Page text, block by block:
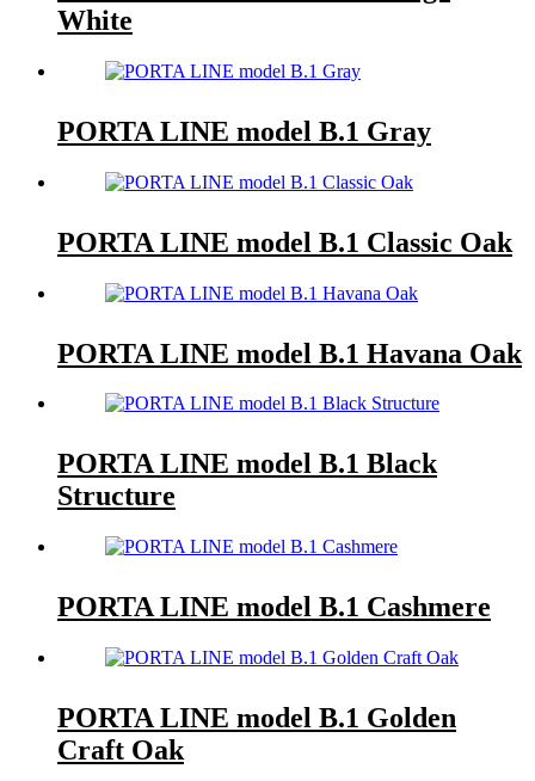
White
PORTA LINE model B.1 Gray
PORTA LINE model B.1 Classic Oak
PORTA LINE model B.1 Havana Oak
PORTA LINE model B.1 Black
Structure
PORTA LINE model B.1 Cashmere
PORTA LINE model B.1 Golden
Craft Oak